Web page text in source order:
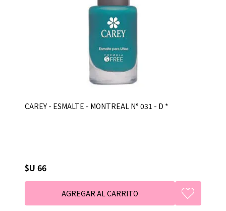
CAREY - ESMALTE - MONTREAL N° 031 - D *
$U 66